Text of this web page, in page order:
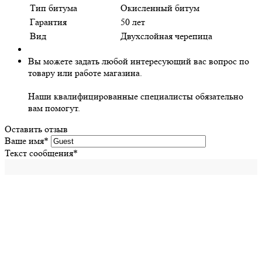
Тип битума
Окисленный битум
Гарантия
50 лет
Вид
Двухслойная черепица
Вы можете задать любой интересующий вас вопрос по
товару или работе магазина.
Наши квалифицированные специалисты обязательно
вам помогут.
Оставить отзыв
Ваше имя*
Текст сообщения*